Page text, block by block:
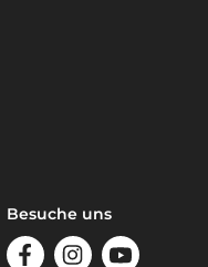
Besuche uns